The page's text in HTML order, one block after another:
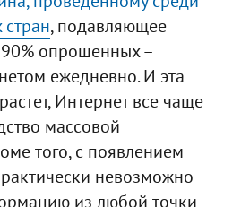
стран, подавляющее
опрошенных –
ежедневно. И эта
Интернет все чаще
массовой
того, с появлением
невозможно
из любой точки